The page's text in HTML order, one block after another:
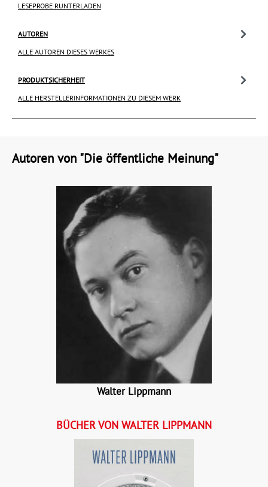
LESEPROBE RUNTERLADEN
AUTOREN
ALLE AUTOREN DIESES WERKES
PRODUKTSICHERHEIT
ALLE HERSTELLERINFORMATIONEN ZU DIESEM WERK
Autoren von "Die öffentliche Meinung"
Walter Lippmann
BÜCHER VON WALTER LIPPMANN